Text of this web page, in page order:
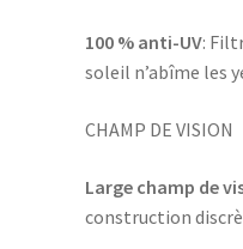
100 % anti-UV:
soleil n’abîme les
CHAMP DE VISION
Large champ de
construction